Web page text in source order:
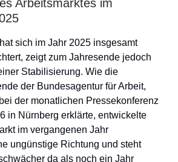
Arbeitsmarktes im
sich im Jahr 2025 insgesamt
zeigt zum Jahresende jedoch
Stabilisierung. Wie die
der Bundesagentur für Arbeit,
der monatlichen Pressekonferenz
in Nürnberg erklärte, entwickelte
im vergangenen Jahr
ungünstige Richtung und steht
da als noch ein Jahr